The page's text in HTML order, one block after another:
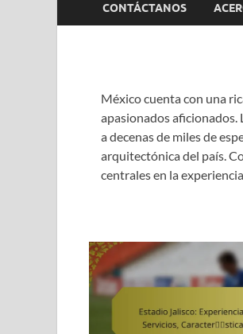
CONTÁCTANOS
México cuenta con una
apasionados aficionados.
a decenas de miles de
arquitectónica del país.
centrales en la